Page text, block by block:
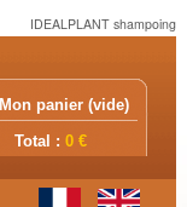
IDEALPLANT shampoing
Mon panier (vide)
Total : 0 €